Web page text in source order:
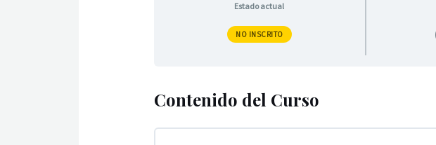
Estado actual
NO INSCRITO
Contenido del Curso